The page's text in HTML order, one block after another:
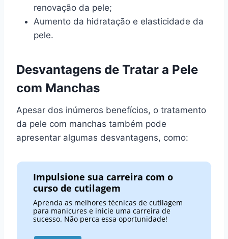
renovação da pele;
Aumento da hidratação e elasticidade da
pele.
Desvantagens de Tratar a Pele
com Manchas
Apesar dos inúmeros benefícios, o tratamento
da pele com manchas também pode
apresentar algumas desvantagens, como:
Impulsione sua carreira com o
curso de cutilagem
Aprenda as melhores técnicas de cutilagem
para manicures e inicie uma carreira de
sucesso. Não perca essa oportunidade!